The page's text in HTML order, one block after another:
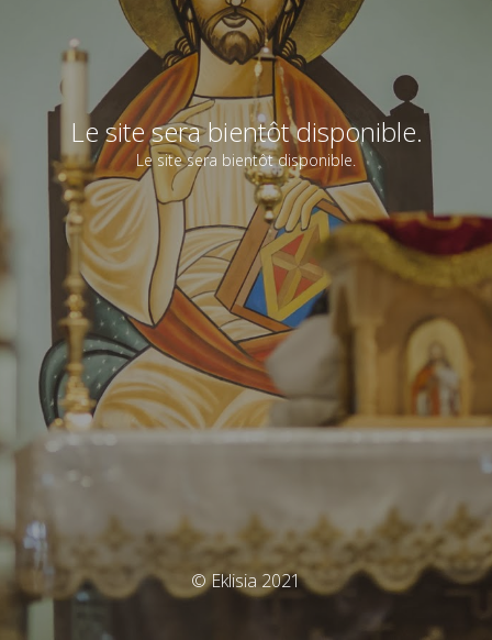
Le site sera bientôt disponible.
Le site sera bientôt disponible.
© Eklisia 2021